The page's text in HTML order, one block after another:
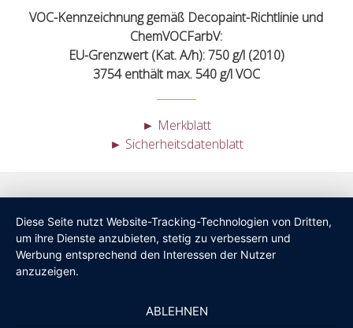
VOC-Kennzeichnung gemäß Decopaint-Richtlinie und
ChemVOCFarbV:
EU-Grenzwert (Kat. A/h): 750 g/l (2010)
3754 enthält max. 540 g/l VOC
► Merkblatt
► Sicherheitsdatenblatt
Diese Seite nutzt Website-Tracking-Technologien von Dritten,
um ihre Dienste anzubieten, stetig zu verbessern und
Werbung entsprechend den Interessen der Nutzer
anzuzeigen.
ABLEHNEN